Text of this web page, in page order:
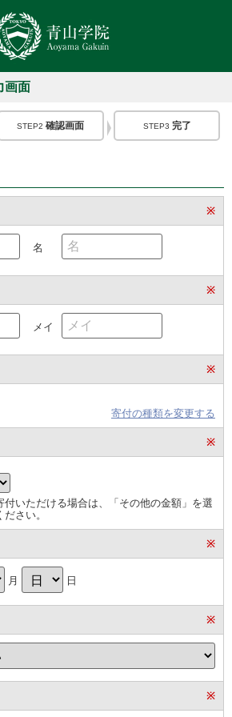
画面
STEP2 確認画面 STEP3 完了
※
名
※
メイ
※
寄付の種類を変更する
※
付いただける場合は、「その他の金額」を選
さい。
※
月 日
※
※